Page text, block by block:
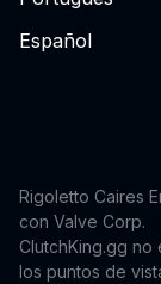
Español
Rigoletto Caires
con Valve Corp.
ClutchKing.gg no
los puntos de